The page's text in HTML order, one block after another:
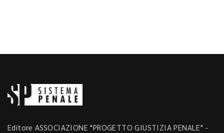
Editore ASSOCIAZIONE "PROGETTO GIUSTIZIA PENALE" -